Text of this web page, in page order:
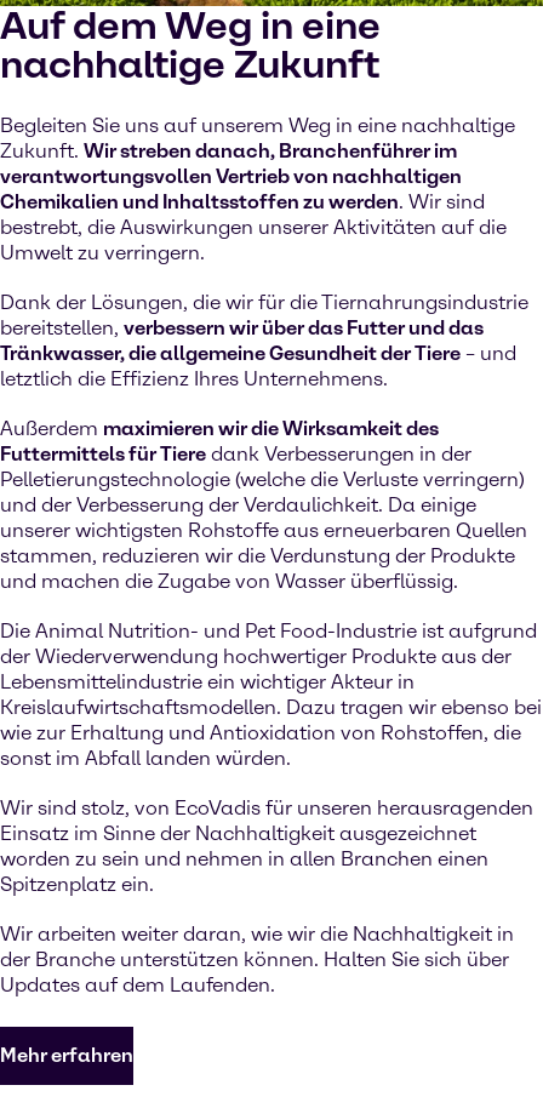
Auf dem Weg in eine
nachhaltige Zukunft
Begleiten Sie uns auf unserem Weg in eine nachhaltige
Zukunft. Wir streben danach, Branchenführer im
verantwortungsvollen Vertrieb von nachhaltigen
Chemikalien und Inhaltsstoffen zu werden. Wir sind
bestrebt, die Auswirkungen unserer Aktivitäten auf die
Umwelt zu verringern.
Dank der Lösungen, die wir für die Tiernahrungsindustrie
bereitstellen, verbessern wir über das Futter und das
Tränkwasser, die allgemeine Gesundheit der Tiere – und
letztlich die Effizienz Ihres Unternehmens.
Außerdem maximieren wir die Wirksamkeit des
Futtermittels für Tiere dank Verbesserungen in der
Pelletierungstechnologie (welche die Verluste verringern)
und der Verbesserung der Verdaulichkeit. Da einige
unserer wichtigsten Rohstoffe aus erneuerbaren Quellen
stammen, reduzieren wir die Verdunstung der Produkte
und machen die Zugabe von Wasser überflüssig.
Die Animal Nutrition- und Pet Food-Industrie ist aufgrund
der Wiederverwendung hochwertiger Produkte aus der
Lebensmittelindustrie ein wichtiger Akteur in
Kreislaufwirtschaftsmodellen. Dazu tragen wir ebenso bei
wie zur Erhaltung und Antioxidation von Rohstoffen, die
sonst im Abfall landen würden.
Wir sind stolz, von EcoVadis für unseren herausragenden
Einsatz im Sinne der Nachhaltigkeit ausgezeichnet
worden zu sein und nehmen in allen Branchen einen
Spitzenplatz ein.
Wir arbeiten weiter daran, wie wir die Nachhaltigkeit in
der Branche unterstützen können. Halten Sie sich über
Updates auf dem Laufenden.
Mehr erfahren